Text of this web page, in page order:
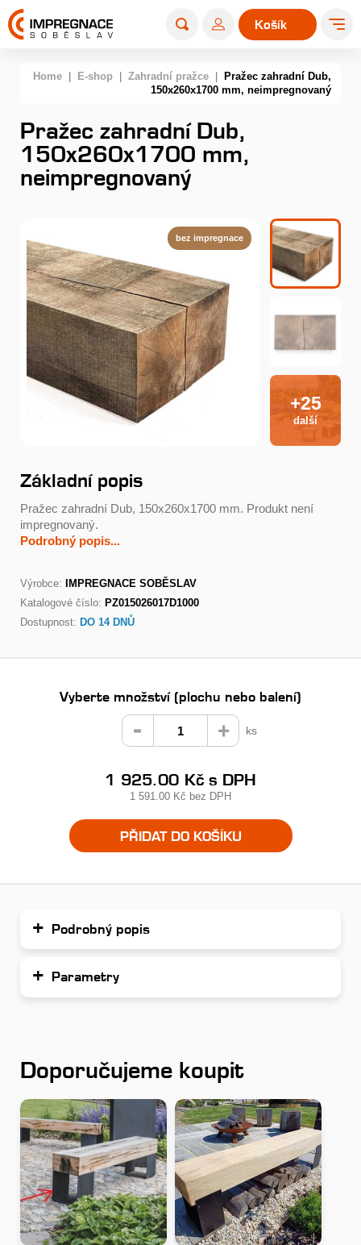
0
Košík
Home E-shop Zahradní pražce
Pražec zahradní Dub,
150x260x1700 mm, neimpregnovaný
Pražec zahradní Dub,
150x260x1700 mm,
neimpregnovaný
bez impregnace
+25
další
Základní popis
Pražec zahradní Dub, 150x260x1700 mm. Produkt není
impregnovaný.
Podrobný popis...
Výrobce:
IMPREGNACE SOBĚSLAV
Katalogové číslo: PZ015026017D1000
Dostupnost: DO 14 DNŮ
Vyberte množství (plochu nebo balení)
ks
1 925.00 Kč s DPH
1 591.00 Kč bez DPH
PŘIDAT DO KOŠÍKU
Podrobný popis
Parametry
Doporučujeme koupit